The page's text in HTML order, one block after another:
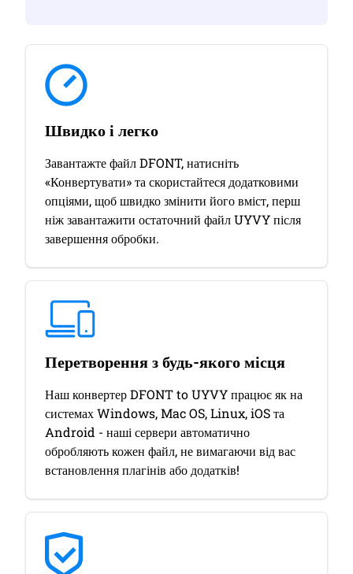
Швидко і легко
Завантажте файл DFONT, натисніть
«Конвертувати» та скористайтеся додатковими
опціями, щоб швидко змінити його вміст, перш
ніж завантажити остаточний файл UYVY після
завершення обробки.
Перетворення з будь-якого місця
Наш конвертер DFONT to UYVY працює як на
системах Windows, Mac OS, Linux, iOS та
Android - наші сервери автоматично
обробляють кожен файл, не вимагаючи від вас
встановлення плагінів або додатків!